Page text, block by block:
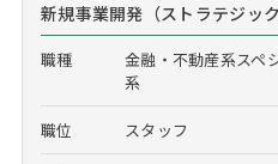
新規事業開発（ストラテジッ
職種
金融・不動産系スペ
系
職位 スタッフ